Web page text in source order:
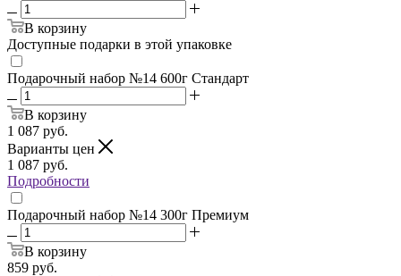
В корзину
Доступные подарки в этой упаковке
Подарочный набор №14 600г Стандарт
В корзину
1 087 руб.
Варианты цен
1 087 руб.
Подробности
Подарочный набор №14 300г Премиум
В корзину
859 руб.